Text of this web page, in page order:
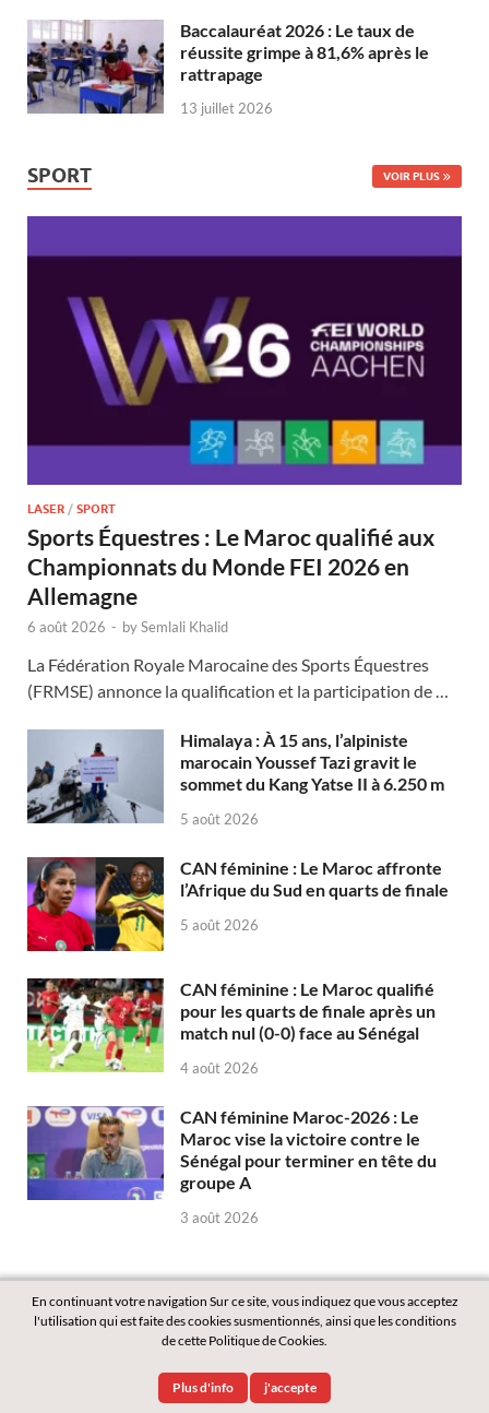
Baccalauréat 2026 : Le taux de
réussite grimpe à 81,6% après le
rattrapage
13 juillet 2026
SPORT VOIR PLUS
LASER / SPORT
Sports Équestres : Le Maroc qualifié aux
Championnats du Monde FEI 2026 en
Allemagne
6 août 2026 - bySemlali Khalid
La Fédération Royale Marocaine des Sports Équestres
(FRMSE) annonce la qualification et la participation de …
Himalaya : À 15 ans, l’alpiniste
marocain Youssef Tazi gravit le
sommet du Kang Yatse II à 6.250 m
5 août 2026
CAN féminine : Le Maroc affronte
l’Afrique du Sud en quarts de finale
5 août 2026
CAN féminine : Le Maroc qualifié
pour les quarts de finale après un
match nul (0-0) face au Sénégal
4 août 2026
CAN féminine Maroc-2026 : Le
Maroc vise la victoire contre le
Sénégal pour terminer en tête du
groupe A
3 août 2026
WordPressandHitMag.
En continuant votre navigation Sur ce site, vous indiquez que vous acceptez
l'utilisation qui est faite des cookies susmentionnés, ainsi que les conditions
de cette Politique de Cookies.
Plus d'info j'accepte